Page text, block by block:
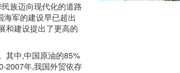
族迈向现代化的道路
军的建设早已超出
和建设提出了更高的
其中,中国原油的85%
2007年,我国外贸依存